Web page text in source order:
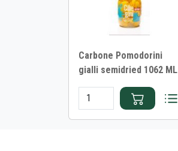
Carbone Pomodorini
gialli semidried 1062 ML